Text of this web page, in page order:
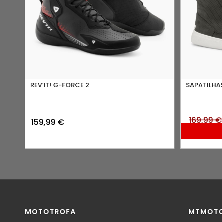
REV’IT! G-FORCE 2
159,99 € 169,99€
MOTOTROFA